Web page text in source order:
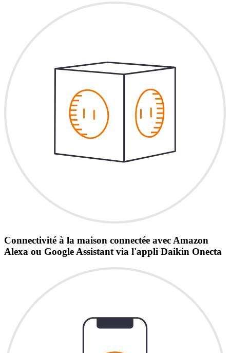
Connectivité à la maison connectée avec Amazon
Alexa ou Google Assistant via l'appli Daikin Onecta